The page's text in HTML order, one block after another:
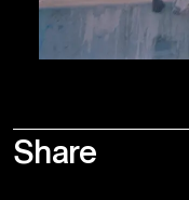
Share